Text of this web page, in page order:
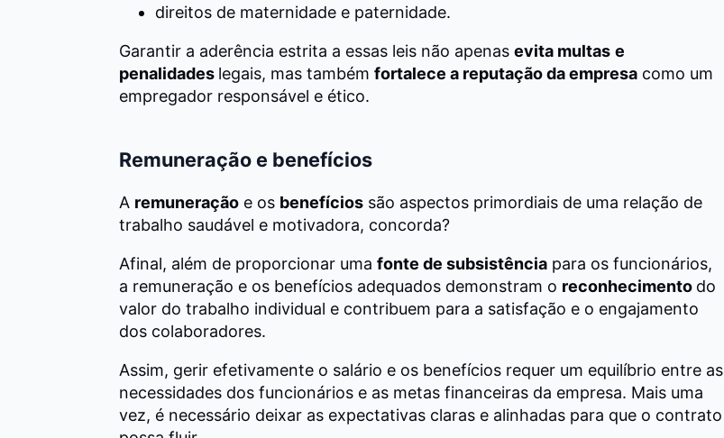
direitos de maternidade e paternidade.
Garantir a aderência estrita a essas leis não apenas evita multas e
penalidades legais, mas também fortalece a reputação da empresa como um
empregador responsável e ético.
Remuneração e benefícios
A remuneração e os benefícios são aspectos primordiais de uma relação de
trabalho saudável e motivadora, concorda?
Afinal, além de proporcionar uma fonte de subsistência para os funcionários,
a remuneração e os benefícios adequados demonstram o reconhecimento do
valor do trabalho individual e contribuem para a satisfação e o engajamento
dos colaboradores.
Assim, gerir efetivamente o salário e os benefícios requer um equilíbrio entre as
necessidades dos funcionários e as metas financeiras da empresa. Mais uma
vez, é necessário deixar as expectativas claras e alinhadas para que o contrato